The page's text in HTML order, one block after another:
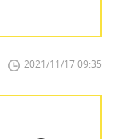
2021/11/17 09:35